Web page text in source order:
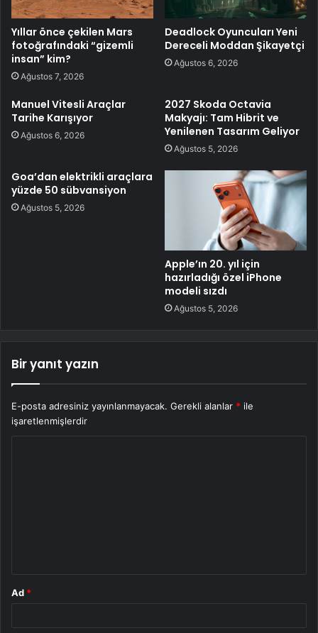
Yıllar önce çekilen Mars
fotoğrafındaki “gizemli
insan” kim?
Ağustos 7, 2026
Deadlock Oyuncuları Yeni
Dereceli Moddan Şikayetçi
Ağustos 6, 2026
Manuel Vitesli Araçlar
Tarihe Karışıyor
Ağustos 6, 2026
2027 Skoda Octavia
Makyajı: Tam Hibrit ve
Yenilenen Tasarım Geliyor
Ağustos 5, 2026
Goa’dan elektrikli araçlara
yüzde 50 sübvansiyon
Ağustos 5, 2026
Apple’ın 20. yıl için
hazırladığı özel iPhone
modeli sızdı
Ağustos 5, 2026
Bir yanıt yazın
E-posta adresiniz yayınlanmayacak. Gerekli alanlar * ile
işaretlenmişlerdir
Ad *